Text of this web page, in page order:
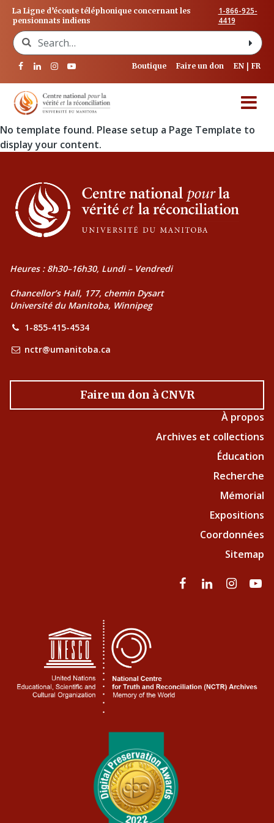
La Ligne d’écoute téléphonique concernant les
pensionnats indiens
1-866-925-
4419
Search for:
Boutique Faire un don EN FR
No template found. Please setup a Page Template to
display your content.
Heures : 8h30–16h30, Lundi – Vendredi
Chancellor’s Hall, 177, chemin Dysart
Université du Manitoba, Winnipeg
1-855-415-4534
nctr@umanitoba.ca
Faire un don à CNVR
À propos
Archives et collections
Éducation
Recherche
Mémorial
Expositions
Coordonnées
Sitemap